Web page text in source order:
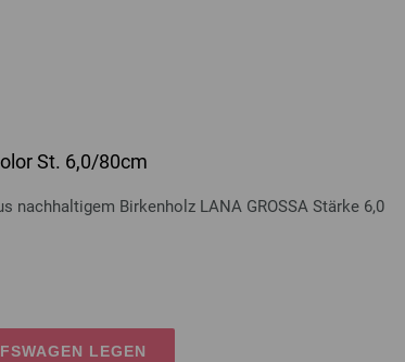
St. 6,0/80cm
nachhaltigem Birkenholz LANA GROSSA Stärke 6,0
LEGEN